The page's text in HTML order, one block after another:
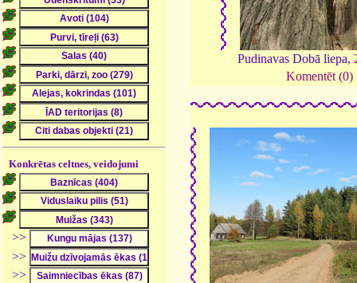
Konkrētas celtnes, veidojumi
>>
>>
>>
Pudinavas Dobā liepa,
Komentēt (0)